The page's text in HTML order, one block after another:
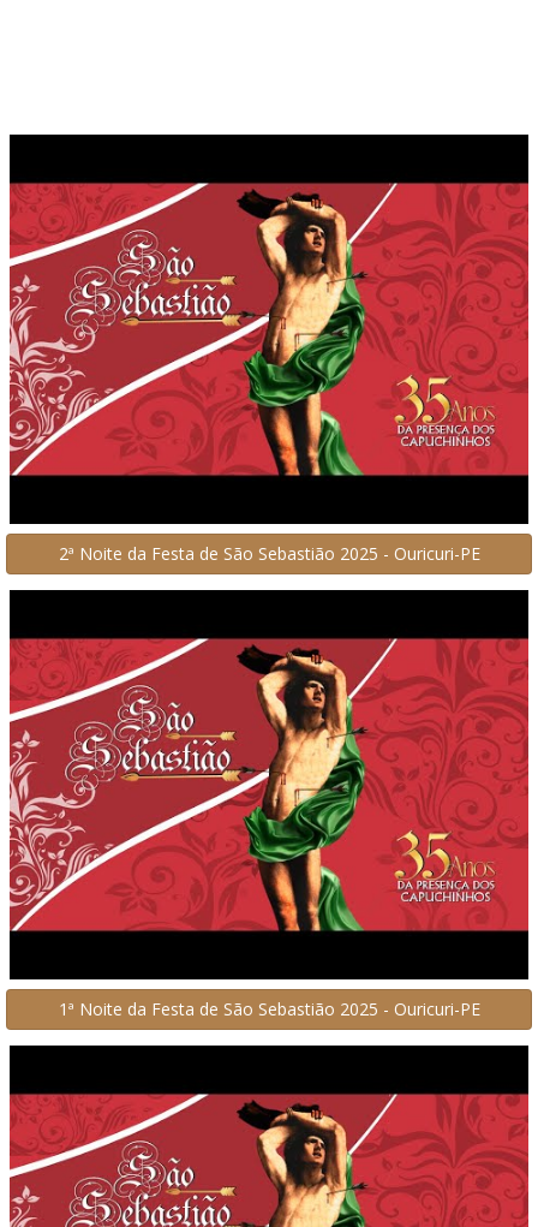
2ª Noite da Festa de São Sebastião 2025 - Ouricuri-PE
1ª Noite da Festa de São Sebastião 2025 - Ouricuri-PE